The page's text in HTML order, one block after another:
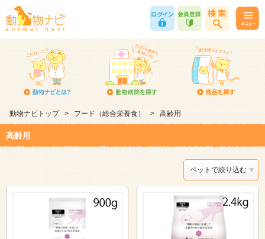
動物ナビトップ > フード（総合栄養食） > 高齢用
高齢用
ペットで絞り込む